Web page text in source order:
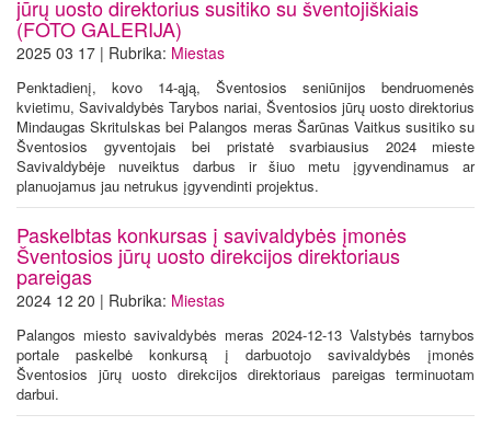
jūrų uosto direktorius susitiko su šventojiškiais
(FOTO GALERIJA)
2025 03 17 | Rubrika: Miestas
Penktadienį, kovo 14-ąją, Šventosios seniūnijos bendruomenės
kvietimu, Savivaldybės Tarybos nariai, Šventosios jūrų uosto direktorius
Mindaugas Skritulskas bei Palangos meras Šarūnas Vaitkus susitiko su
Šventosios gyventojais bei pristatė svarbiausius 2024 mieste
Savivaldybėje nuveiktus darbus ir šiuo metu įgyvendinamus ar
planuojamus jau netrukus įgyvendinti projektus.
Paskelbtas konkursas į savivaldybės įmonės
Šventosios jūrų uosto direkcijos direktoriaus
pareigas
2024 12 20 | Rubrika: Miestas
Palangos miesto savivaldybės meras 2024-12-13 Valstybės tarnybos
portale paskelbė konkursą į darbuotojo savivaldybės įmonės
Šventosios jūrų uosto direkcijos direktoriaus pareigas terminuotam
darbui.